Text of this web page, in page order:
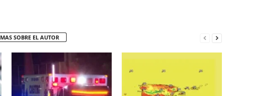
MAS SOBRE EL AUTOR